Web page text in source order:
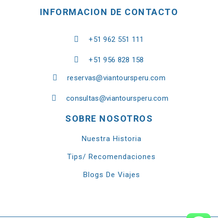
INFORMACION DE CONTACTO
+51 962 551 111
+51 956 828 158
reservas@viantoursperu.com
consultas@viantoursperu.com
SOBRE NOSOTROS
Nuestra Historia
Tips/ Recomendaciones
Blogs De Viajes